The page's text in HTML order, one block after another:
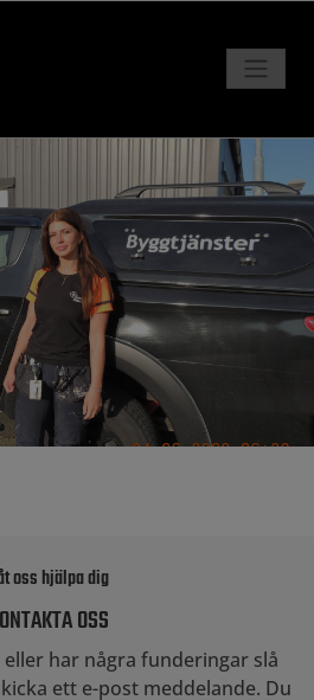
oss hjälpa dig
OSS
har några funderingar slå
ett e-post meddelande. Du